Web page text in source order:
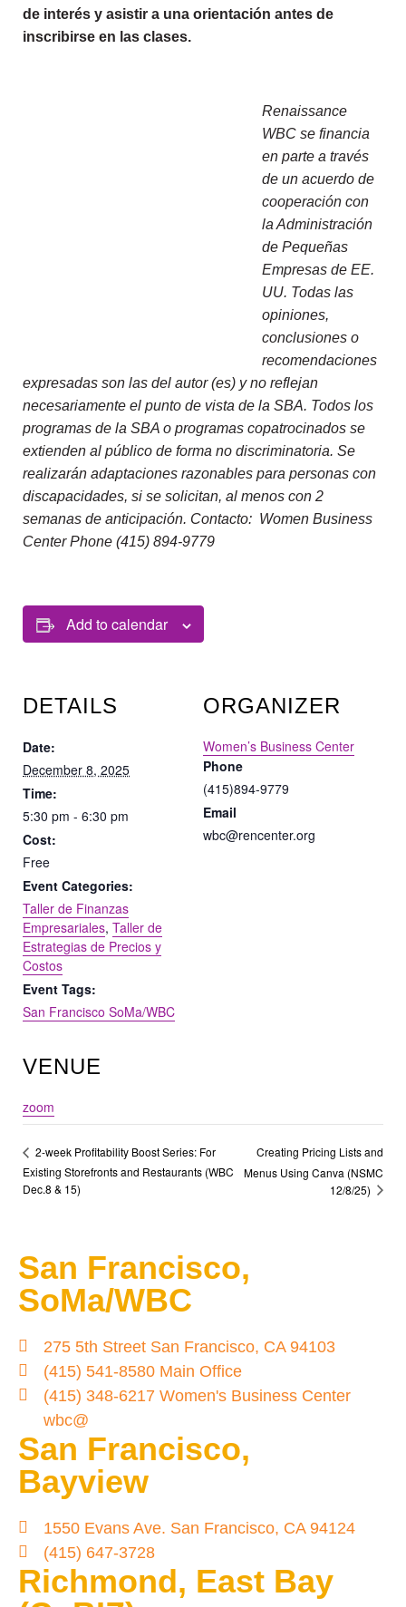
de interés y asistir a una orientación antes de
inscribirse en las clases.
Renaissance
WBC se financia
en parte a través
de un acuerdo de
cooperación con
la Administración
de Pequeñas
Empresas de EE.
UU. Todas las
opiniones,
conclusiones o
recomendaciones
expresadas son las del autor (es) y no reflejan
necesariamente el punto de vista de la SBA. Todos los
programas de la SBA o programas copatrocinados se
extienden al público de forma no discriminatoria. Se
realizarán adaptaciones razonables para personas con
discapacidades, si se solicitan, al menos con 2
semanas de anticipación. Contacto: Women Business
Center Phone (415) 894-9779
Add to calendar
DETAILS
Date:
December 8, 2025
Time:
5:30 pm - 6:30 pm
Cost:
Free
Event Categories:
Taller de Finanzas
Empresariales, Taller de
Estrategias de Precios y
Costos
Event Tags:
San Francisco SoMa/WBC
ORGANIZER
Women’s Business Center
Phone
(415)894-9779
Email
wbc@rencenter.org
VENUE
zoom
2-week Profitability Boost Series: For
Existing Storefronts and Restaurants (WBC
Dec.8 & 15)
Creating Pricing Lists and
Menus Using Canva (NSMC
12/8/25)
San Francisco,
SoMa/WBC
275 5th Street San Francisco, CA 94103
(415) 541-8580 Main Office
(415) 348-6217 Women's Business Center
wbc@
San Francisco,
Bayview
1550 Evans Ave. San Francisco, CA 94124
(415) 647-3728
Richmond, East Bay